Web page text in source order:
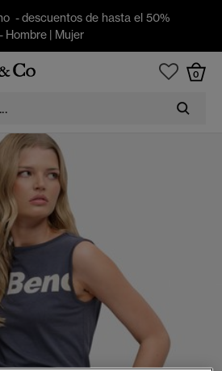
- descuentos de hasta el 50%
- Hombre| Mujer
0